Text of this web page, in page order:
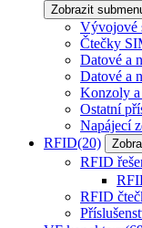
Zobrazit
Vývojové
Čtečky
Datové a
Datové a
Konzoly
Ostatní
Napájecí
RFID(20)
RFID
RFID